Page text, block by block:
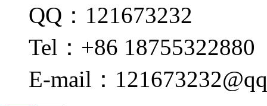
QQ：121673232
Tel：+86 18755322880
E-mail：